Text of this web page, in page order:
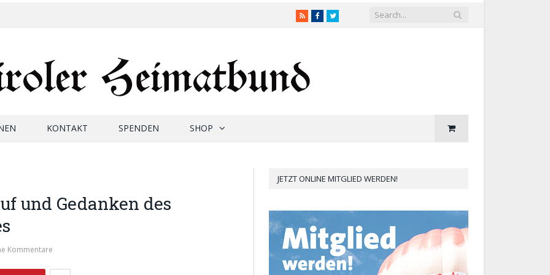
RSSFacebookTwitter
KONTAKT SPENDEN SHOP
und Gedanken des
Kommentare
JETZT ONLINE MITGLIED WERDEN!